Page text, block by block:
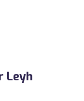
Leyh